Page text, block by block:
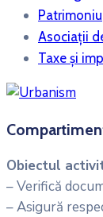
Patrimoniu
Asociații
Taxe și
Obiectul
– Verifică
– Asigură